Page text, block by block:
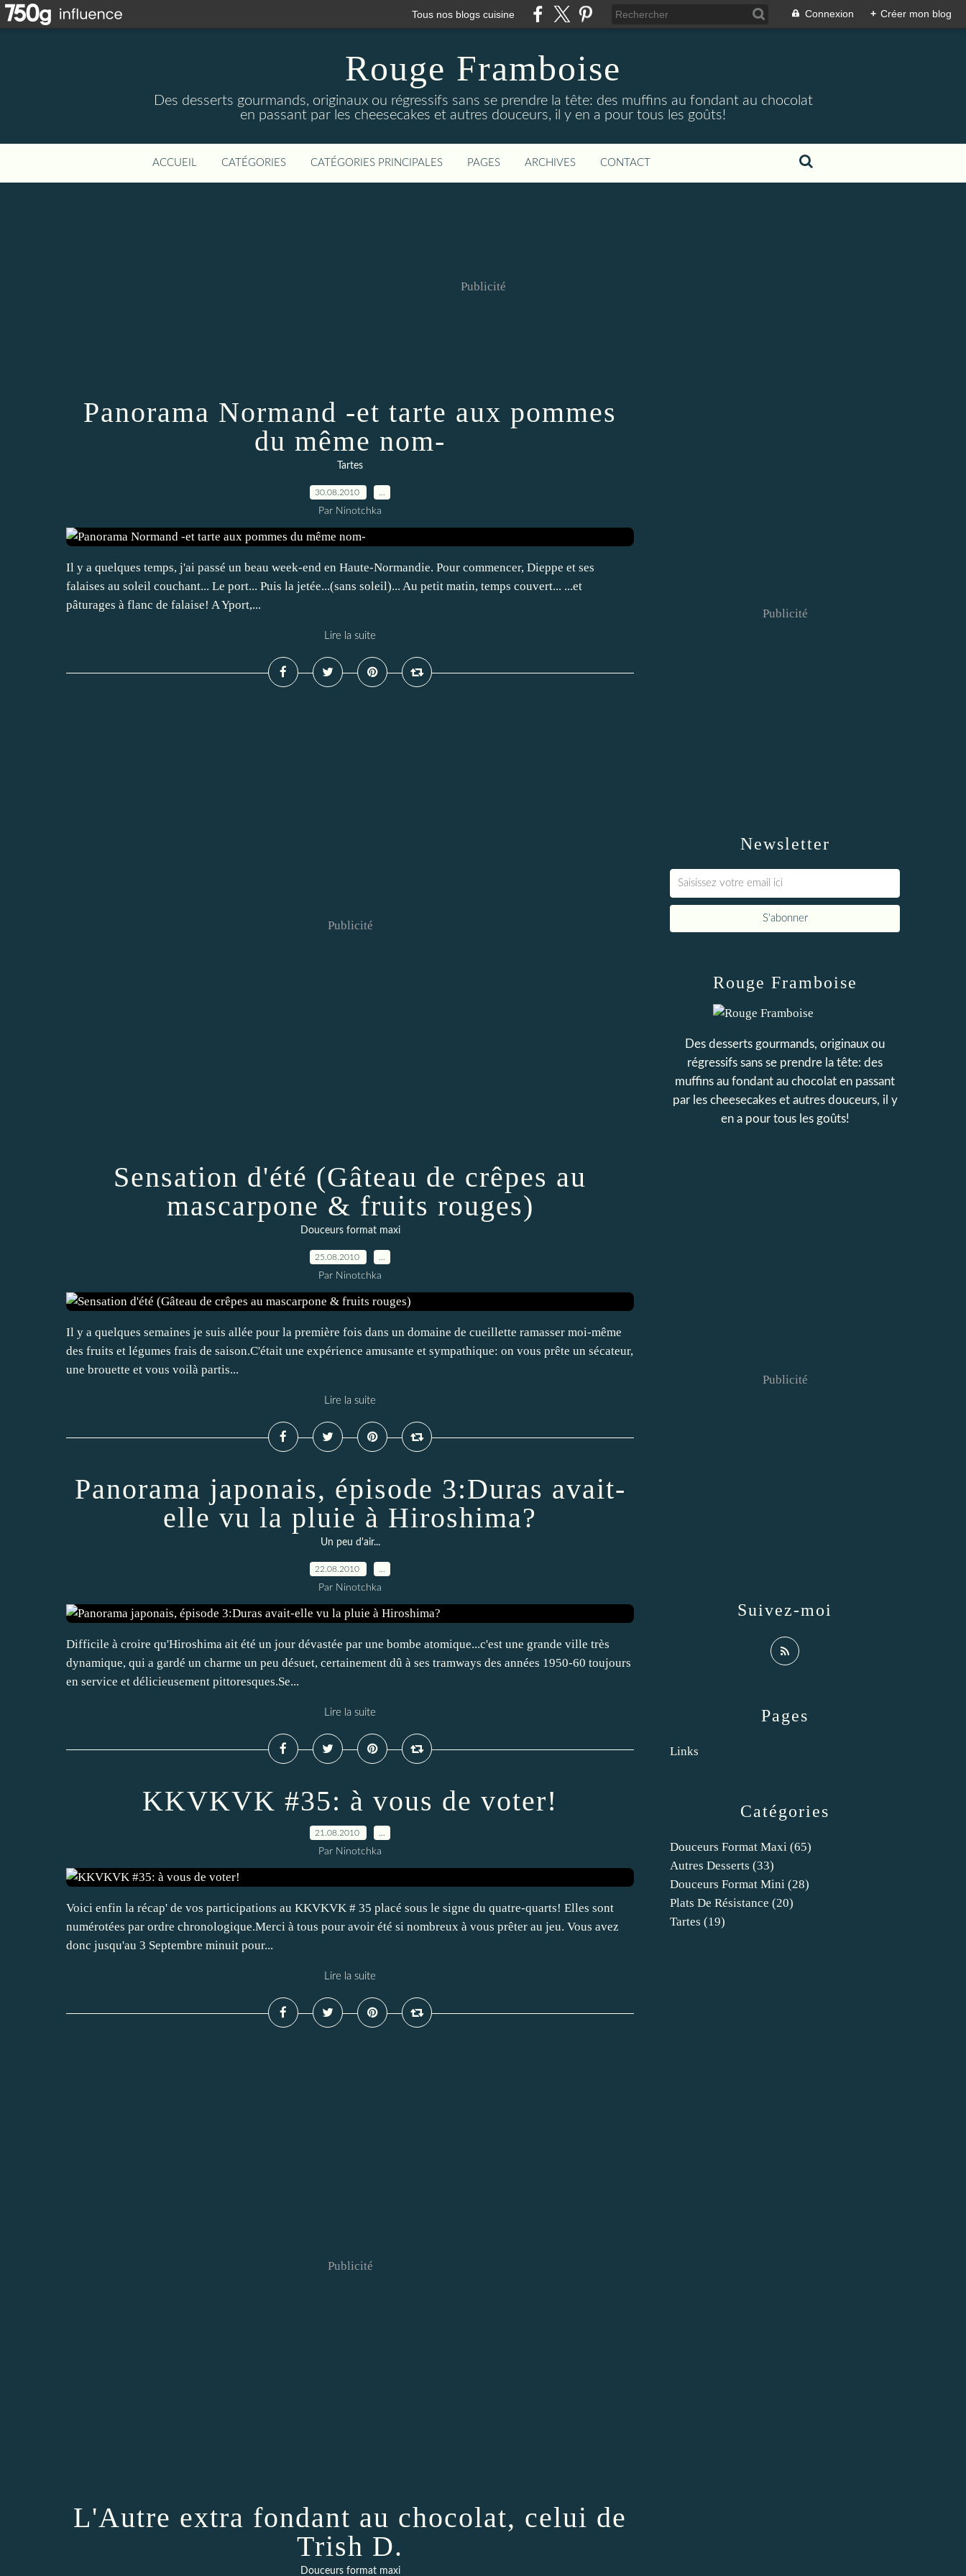
Tous nos blogs cuisine Connexion + Créer mon blog
Rouge Framboise
Des desserts gourmands, originaux ou régressifs sans se prendre la tête: des muffins au fondant au chocolat
en passant par les cheesecakes et autres douceurs, il y en a pour tous les goûts!
ACCUEIL CATÉGORIES CATÉGORIES PRINCIPALES PAGES ARCHIVES CONTACT
Publicité
Panorama Normand -et tarte aux pommes
du même nom-
Tartes
30.08.2010
Par Ninotchka
Il y a quelques temps, j'ai passé un beau week-end en Haute-Normandie. Pour commencer, Dieppe et ses
falaises au soleil couchant... Le port... Puis la jetée...(sans soleil)... Au petit matin, temps couvert... ...et
pâturages à flanc de falaise! A Yport,...
Lire la suite
Publicité
Sensation d'été (Gâteau de crêpes au
mascarpone & fruits rouges)
Douceurs format maxi
25.08.2010
Par Ninotchka
Il y a quelques semaines je suis allée pour la première fois dans un domaine de cueillette ramasser moi-même
des fruits et légumes frais de saison.C'était une expérience amusante et sympathique: on vous prête un sécateur,
une brouette et vous voilà partis...
Lire la suite
Panorama japonais, épisode 3:Duras avait-
elle vu la pluie à Hiroshima?
Un peu d'air...
22.08.2010
Par Ninotchka
Difficile à croire qu'Hiroshima ait été un jour dévastée par une bombe atomique...c'est une grande ville très
dynamique, qui a gardé un charme un peu désuet, certainement dû à ses tramways des années 1950-60 toujours
en service et délicieusement pittoresques.Se...
Lire la suite
KKVKVK #35: à vous de voter!
21.08.2010
Par Ninotchka
Voici enfin la récap' de vos participations au KKVKVK # 35 placé sous le signe du quatre-quarts! Elles sont
numérotées par ordre chronologique.Merci à tous pour avoir été si nombreux à vous prêter au jeu. Vous avez
donc jusqu'au 3 Septembre minuit pour...
Lire la suite
Publicité
L'Autre extra fondant au chocolat, celui de
Trish D.
Douceurs format maxi
Newsletter
Publicité
Catégories
Douceurs Format Maxi (65)
Autres Desserts (33)
Douceurs Format Mini (28)
Plats De Résistance (20)
Tartes (19)
Pages
Links
Rouge Framboise
Des desserts gourmands, originaux ou
régressifs sans se prendre la tête: des
muffins au fondant au chocolat en passant
par les cheesecakes et autres douceurs, il y
en a pour tous les goûts!
Suivez-moi
Publicité